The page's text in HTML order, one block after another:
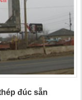
đúc sẵn